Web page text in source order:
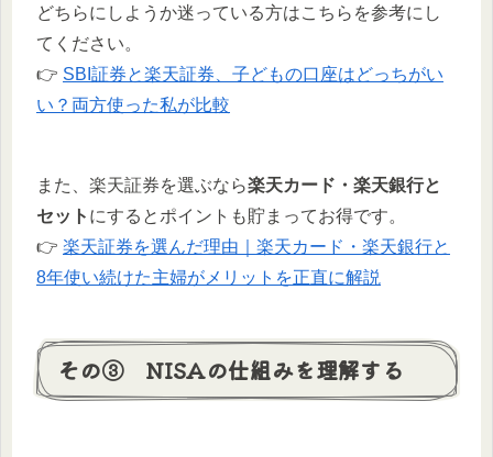
どちらにしようか迷っている方はこちらを参考にし
てください。
👉 SBI証券と楽天証券、子どもの口座はどっちがい
い？両方使った私が比較
また、楽天証券を選ぶなら楽天カード・楽天銀行と
セット にするとポイントも貯まってお得です。
👉 楽天証券を選んだ理由｜楽天カード・楽天銀行と
8年使い続けた主婦がメリットを正直に解説
その③ NISAの仕組みを理解する